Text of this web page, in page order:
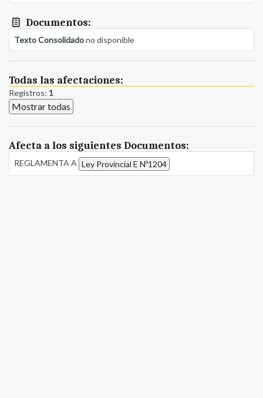
Documentos:
Texto Consolidadono disponible
Todas las afectaciones:
Registros: 1
Mostrar todas
Afecta a los siguientes Documentos:
REGLAMENTA A Ley Provincial E Nº1204